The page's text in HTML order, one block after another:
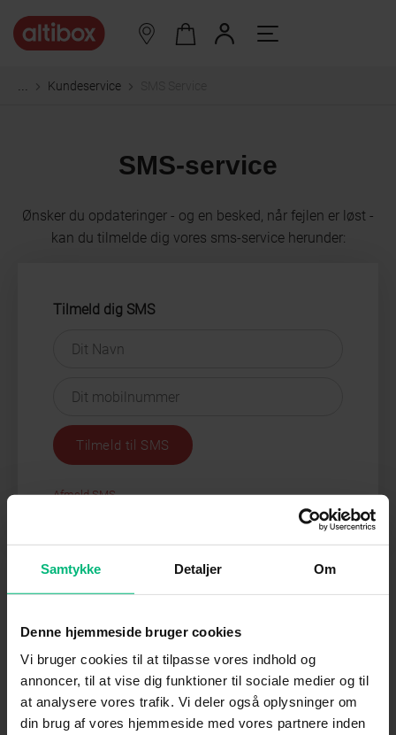
Samtykke Detaljer Om
Denne hjemmeside bruger cookies
Vi bruger cookies til at tilpasse vores indhold og
annoncer, til at vise dig funktioner til sociale medier og til
at analysere vores trafik. Vi deler også oplysninger om
din brug af vores hjemmeside med vores partnere inden
... Kundeservice
SMS-service
Ønsker du opdateringer - og en besked, når fejlen er løst -
kan du tilmelde dig vores sms-service herunder:
Tilmeld dig SMS
Tilmeld til SMS
Afmeld SMS